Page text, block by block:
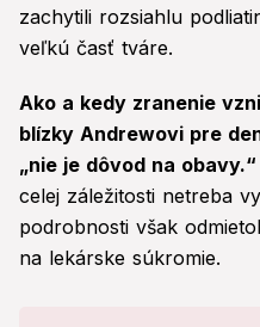
zachytili rozsiahlu
veľkú časť tváre.
Ako a kedy zranenie
blízky Andrewovi pre
„nie je dôvod na obavy.“
celej záležitosti netreba
podrobnosti však
na lekárske súkromie.